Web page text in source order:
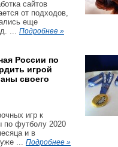
сайтов
от подходов,
еще
... Подробнее »
России по
игрой
своего
игр к
по футболу 2020
и в
... Подробнее »